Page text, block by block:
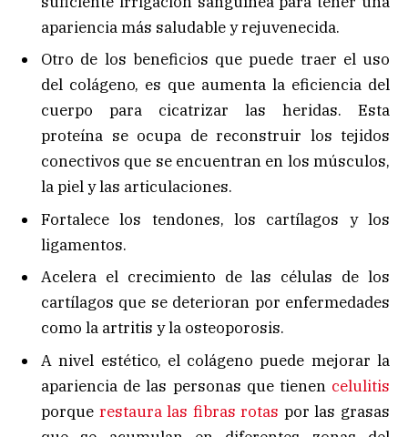
apariencia más saludable y rejuvenecida.
Otro de los beneficios que puede traer el uso
del colágeno, es que aumenta la eficiencia del
cuerpo para cicatrizar las heridas. Esta
proteína se ocupa de reconstruir los tejidos
conectivos que se encuentran en los músculos,
la piel y las articulaciones.
Fortalece los tendones, los cartílagos y los
ligamentos.
Acelera el crecimiento de las células de los
cartílagos que se deterioran por enfermedades
como la artritis y la osteoporosis.
A nivel estético, el colágeno puede mejorar la
apariencia de las personas que tienencelulitis
porque restaura las fibras rotas por las grasas